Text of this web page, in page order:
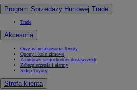
Program Sprzedaży Hurtowej Trade
Trade
Akcesoria
Oryginalne akcesoria Toyoty
Opony i koła zimowe
Zabudowy samochodów dostawczych
Zabezpieczenia i alarmy
Sklep Toyoty
Strefa klienta